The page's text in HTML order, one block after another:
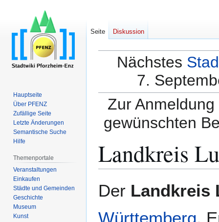
Nächstes
7.
Zur
gewünschten
Landkreis
Navigation
Suche
Der Landkreis
Württemberg.
Seite Diskussion
Hauptseite
Über PFENZ
Zufällige Seite
Letzte Änderungen
Semantische Suche
Hilfe
Themenportale
Veranstaltungen
Einkaufen
Städte und Gemeinden
Geschichte
Museum
Kunst